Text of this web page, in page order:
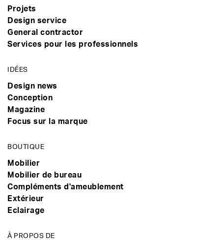
Projets
Design service
General contractor
Services pour les professionnels
IDÉES
Design news
Conception
Magazine
Focus sur la marque
BOUTIQUE
Mobilier
Mobilier de bureau
Compléments d'ameublement
Extérieur
Eclairage
À PROPOS DE